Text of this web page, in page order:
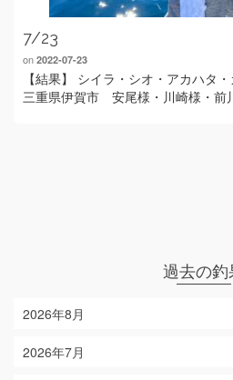
7/23
on 2022-07-23
【結果】 シイラ・シオ・アカハタ
三重県伊賀市 安尾様・川崎様・前
過去の釣
2026年8月
2026年7月